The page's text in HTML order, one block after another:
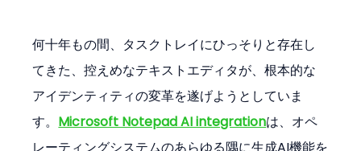
何十年もの間、タスクトレイにひっそりと存在し
てきた、控えめなテキストエディタが、根本的な
アイデンティティの変革を遂げようとしていま
す。 Microsoft Notepad AI integrationは、オペ